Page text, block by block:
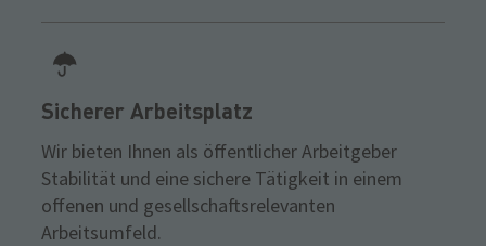
Sicherer Arbeitsplatz
Wir bieten Ihnen als öffentlicher Arbeitgeber
Stabilität und eine sichere Tätigkeit in einem
offenen und gesellschaftsrelevanten
Arbeitsumfeld.